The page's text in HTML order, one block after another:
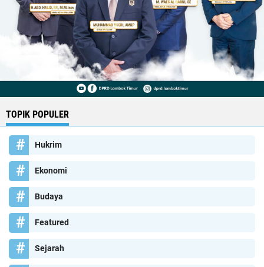
TOPIK POPULER
Hukrim
Ekonomi
Budaya
Featured
Sejarah